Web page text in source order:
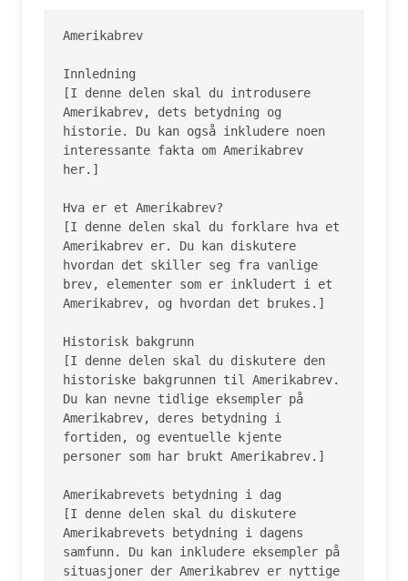
Amerikabrev
Innledning
[I denne delen skal du introdusere
Amerikabrev, dets betydning og
historie. Du kan også inkludere noen
interessante fakta om Amerikabrev
her.]
Hva er et Amerikabrev?
[I denne delen skal du forklare hva et
Amerikabrev er. Du kan diskutere
hvordan det skiller seg fra vanlige
brev, elementer som er inkludert i et
Amerikabrev, og hvordan det brukes.]
Historisk bakgrunn
[I denne delen skal du diskutere den
historiske bakgrunnen til Amerikabrev.
Du kan nevne tidlige eksempler på
Amerikabrev, deres betydning i
fortiden, og eventuelle kjente
personer som har brukt Amerikabrev.]
Amerikabrevets betydning i dag
[I denne delen skal du diskutere
Amerikabrevets betydning i dagens
samfunn. Du kan inkludere eksempler på
situasjoner der Amerikabrev er nyttige